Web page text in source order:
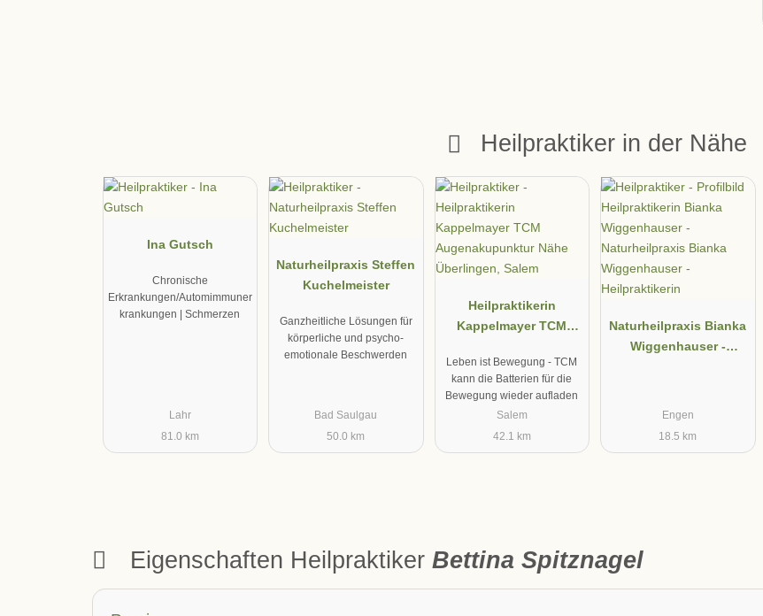
Heilpraktiker in der Nähe
Ina Gutsch
Chronische
Erkrankungen/Automimmuner
krankungen | Schmerzen
Lahr
81.0 km
Naturheilpraxis Steffen
Kuchelmeister
Ganzheitliche Lösungen für
körperliche und psycho-
emotionale Beschwerden
Bad Saulgau
50.0 km
Heilpraktikerin
Kappelmayer TCM
Überlingen, Salem
Leben ist Bewegung - TCM
kann die Batterien für die
Bewegung wieder aufladen
Salem
42.1 km
Naturheilpraxis Bianka
Wiggenhauser -
Engen
18.5 km
Eigenschaften HeilpraktikerBettina Spitznagel